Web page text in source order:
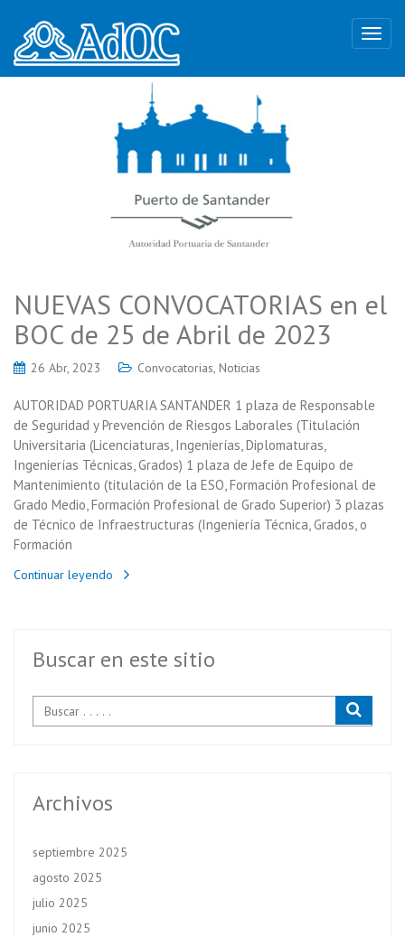
NUEVAS CONVOCATORIAS en el
BOC de 25 de Abril de 2023
26 Abr, 2023 Convocatorias Noticias
AUTORIDAD PORTUARIA SANTANDER 1 plaza de Responsable
de Seguridad y Prevención de Riesgos Laborales (Titulación
Universitaria (Licenciaturas, Ingenierías, Diplomaturas,
Ingenierías Técnicas, Grados) 1 plaza de Jefe de Equipo de
Mantenimiento (titulación de la ESO, Formación Profesional de
Grado Medio, Formación Profesional de Grado Superior) 3 plazas
de Técnico de Infraestructuras (Ingeniería Técnica, Grados, o
Formación
Continuar leyendo
Buscar en este sitio
Archivos
septiembre 2025
agosto 2025
julio 2025
junio 2025